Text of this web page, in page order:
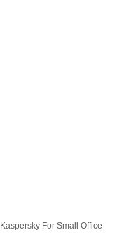
Kaspersky For Small Office